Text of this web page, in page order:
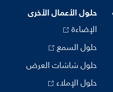
حلول الأعمال الأخرى
الإضاءة
حلول السمع
حلول شاشات العرض
حلول الإملاء